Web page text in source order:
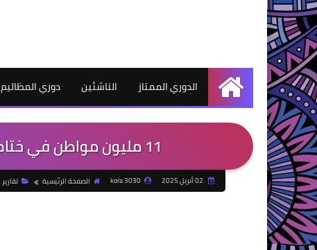
الرئيسية
الدوري الممتاز الناشئين دوري المظاليم
11 مليون مواطن في ختام مبادرة العيد أحلى بمراكز الشباب
kora 3030 الصفحة الرئيسية تقارير